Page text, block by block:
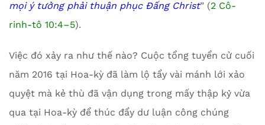
mọi ý tưởng phải thuận phục Đấng Christ” (2 Cô-
rinh-tô 10:4–5).
Việc đó xảy ra như thế nào? Cuộc tổng tuyển cử cuối
năm 2016 tại Hoa-kỳ đã làm lộ tẩy vài mánh lới xảo
quyệt mà kẻ thù đã vận dụng trong mấy thập kỷ vừa
qua tại Hoa-kỳ để thúc đẩy dư luận công chúng